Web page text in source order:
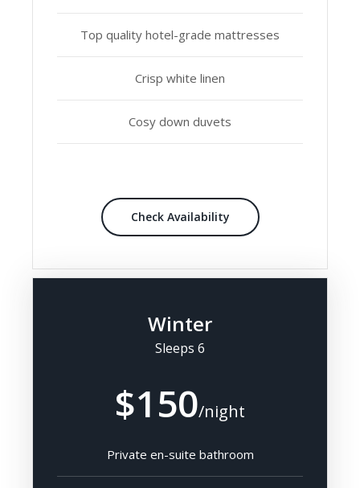
Top quality hotel-grade mattresses
Crisp white linen
Cosy down duvets
Check Availability
Winter
Sleeps 6
$150/night
Private en-suite bathroom